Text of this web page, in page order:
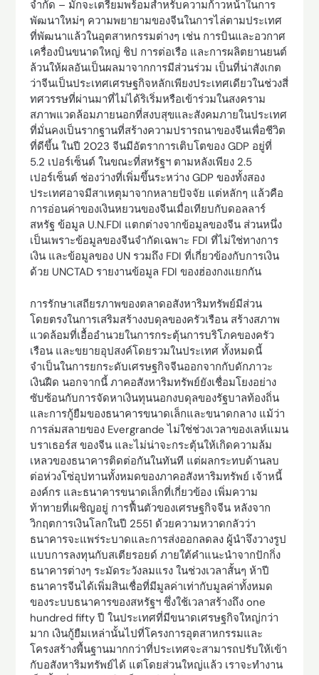
จำกัด – มักจะเตรียมพร้อมสำหรับความก้าวหน้าในการ
พัฒนาใหม่ๆ ความพยายามของจีนในการไล่ตามประเทศ
ที่พัฒนาแล้วในอุตสาหกรรมต่างๆ เช่น การบินและอวกาศ
เครื่องบินขนาดใหญ่ ชิป การต่อเรือ และการผลิตยานยนต์
ล้วนให้ผลอันเป็นผลมาจากการมีส่วนร่วม เป็นที่น่าสังเกต
ว่าจีนเป็นประเทศเศรษฐกิจหลักเพียงประเทศเดียวในช่วงสี่
ทศวรรษที่ผ่านมาที่ไม่ได้ริเริ่มหรือเข้าร่วมในสงคราม
สภาพแวดล้อมภายนอกที่สงบสุขและสังคมภายในประเทศ
ที่มั่นคงเป็นรากฐานที่สร้างความปรารถนาของจีนเพื่อชีวิต
ที่ดีขึ้น ในปี 2023 จีนมีอัตราการเติบโตของ GDP อยู่ที่
5.2 เปอร์เซ็นต์ ในขณะที่สหรัฐฯ ตามหลังเพียง 2.5
เปอร์เซ็นต์ ช่องว่างที่เพิ่มขึ้นระหว่าง GDP ของทั้งสอง
ประเทศอาจมีสาเหตุมาจากหลายปัจจัย แต่หลักๆ แล้วคือ
การอ่อนค่าของเงินหยวนของจีนเมื่อเทียบกับดอลลาร์
สหรัฐ ข้อมูล U.N.FDI แตกต่างจากข้อมูลของจีน ส่วนหนึ่ง
เป็นเพราะข้อมูลของจีนจำกัดเฉพาะ FDI ที่ไม่ใช่ทางการ
เงิน และข้อมูลของ UN รวมถึง FDI ที่เกี่ยวข้องกับการเงิน
ด้วย UNCTAD รายงานข้อมูล FDI ของฮ่องกงแยกกัน
การรักษาเสถียรภาพของตลาดอสังหาริมทรัพย์มีส่วน
โดยตรงในการเสริมสร้างงบดุลของครัวเรือน สร้างสภาพ
แวดล้อมที่เอื้ออำนวยในการกระตุ้นการบริโภคของครัว
เรือน และขยายอุปสงค์โดยรวมในประเทศ ทั้งหมดนี้
จำเป็นในการยกระดับเศรษฐกิจจีนออกจากกับดักภาวะ
เงินฝืด นอกจากนี้ ภาคอสังหาริมทรัพย์ยังเชื่อมโยงอย่าง
ซับซ้อนกับการจัดหาเงินทุนนอกงบดุลของรัฐบาลท้องถิ่น
และการกู้ยืมของธนาคารขนาดเล็กและขนาดกลาง แม้ว่า
การล่มสลายของ Evergrande ไม่ใช่ช่วงเวลาของเลห์แมน
บราเธอร์ส ของจีน และไม่น่าจะกระตุ้นให้เกิดความล้ม
เหลวของธนาคารติดต่อกันในทันที แต่ผลกระทบด้านลบ
ต่อห่วงโซ่อุปทานทั้งหมดของภาคอสังหาริมทรัพย์ เจ้าหนี้
องค์กร และธนาคารขนาดเล็กที่เกี่ยวข้อง เพิ่มความ
ท้าทายที่เผชิญอยู่ การฟื้นตัวของเศรษฐกิจจีน หลังจาก
วิกฤตการเงินโลกในปี 2551 ด้วยความหวาดกลัวว่า
ธนาคารจะแพร่ระบาดและการส่งออกลดลง ผู้นำจึงวางรูป
แบบการลงทุนกับสเตียรอยด์ ภายใต้คำแนะนำจากปักกิ่ง
ธนาคารต่างๆ ระมัดระวังลมแรง ในช่วงเวลาสั้นๆ ห้าปี
ธนาคารจีนได้เพิ่มสินเชื่อที่มีมูลค่าเท่ากับมูลค่าทั้งหมด
ของระบบธนาคารของสหรัฐฯ ซึ่งใช้เวลาสร้างถึง one
hundred fifty ปี ในประเทศที่มีขนาดเศรษฐกิจใหญ่กว่า
มาก เงินกู้ยืมเหล่านั้นไปที่โครงการอุตสาหกรรมและ
โครงสร้างพื้นฐานมากกว่าที่ประเทศจะสามารถปรับให้เข้า
กับอสังหาริมทรัพย์ได้ แต่โดยส่วนใหญ่แล้ว เราจะทำงาน